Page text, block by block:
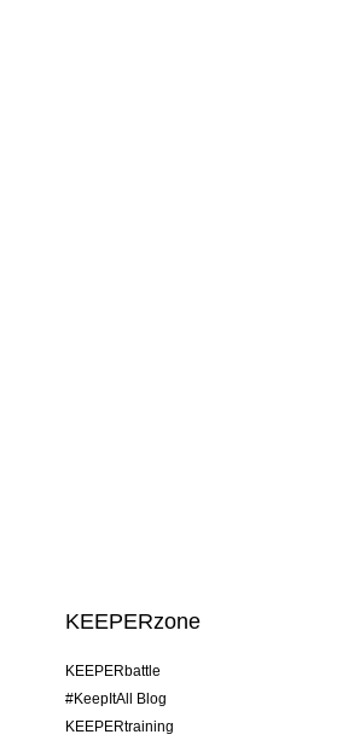
KEEPERzone
KEEPERbattle
#KeepItAll Blog
KEEPERtraining